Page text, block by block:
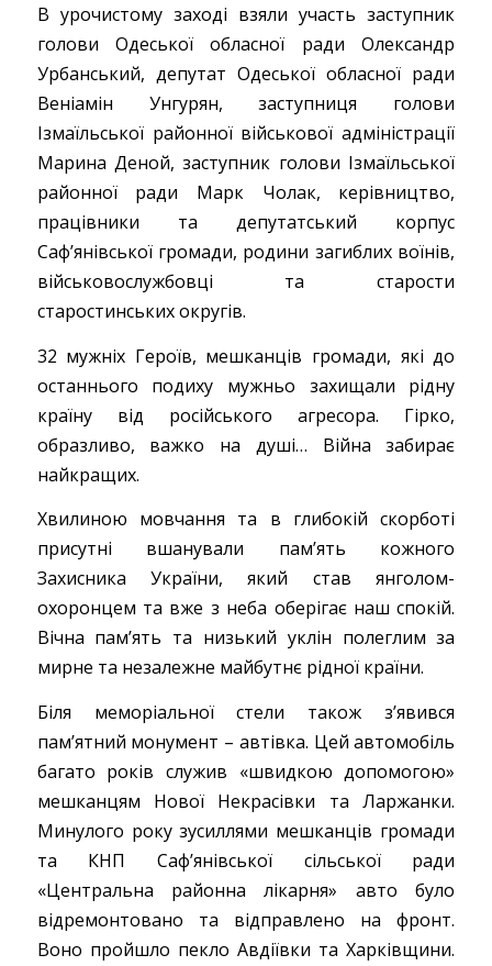
В урочистому заході взяли участь заступник
голови Одеської обласної ради Олександр
Урбанський, депутат Одеської обласної ради
Веніамін Унгурян, заступниця голови
Ізмаїльської районної військової адміністрації
Марина Деной, заступник голови Ізмаїльської
районної ради Марк Чолак, керівництво,
працівники та депутатський корпус
Сафʼянівської громади, родини загиблих воїнів,
військовослужбовці та старости
старостинських округів.
32 мужніх Героїв, мешканців громади, які до
останнього подиху мужньо захищали рідну
країну від російського агресора. Гірко,
образливо, важко на душі… Війна забирає
найкращих.
Хвилиною мовчання та в глибокій скорботі
присутні вшанували памʼять кожного
Захисника України, який став янголом-
охоронцем та вже з неба оберігає наш спокій.
Вічна памʼять та низький уклін полеглим за
мирне та незалежне майбутнє рідної країни.
Біля меморіальної стели також зʼявився
памʼятний монумент – автівка. Цей автомобіль
багато років служив «швидкою допомогою»
мешканцям Нової Некрасівки та Ларжанки.
Минулого року зусиллями мешканців громади
та КНП Сафʼянівської сільської ради
«Центральна районна лікарня» авто було
відремонтовано та відправлено на фронт.
Воно пройшло пекло Авдіївки та Харківщини.